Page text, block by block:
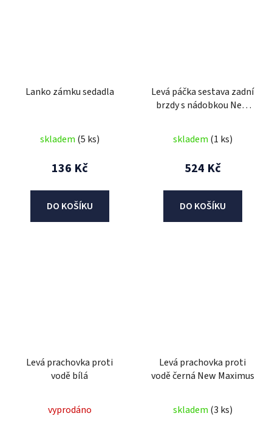
Lanko zámku sedadla
skladem (5 ks)
136 Kč
DO KOŠÍKU
Levá páčka sestava zadní
brzdy s nádobkou New
skladem (1 ks)
524 Kč
DO KOŠÍKU
Levá prachovka proti
vodě bílá
vyprodáno
Levá prachovka proti
vodě černá New Maximus
skladem (3 ks)